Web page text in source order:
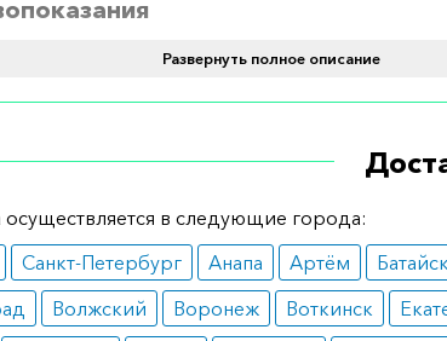
лекарство при наличии аллергии на
имеются увеличена простата и сужение
препарат необходимо по одной таблетке 2-
с рекомендациями врача, желательно за
Развернуть полное описание
осуществляется в следующие города:
Санкт-Петербург Анапа Артём
Волжский Воронеж Воткинск